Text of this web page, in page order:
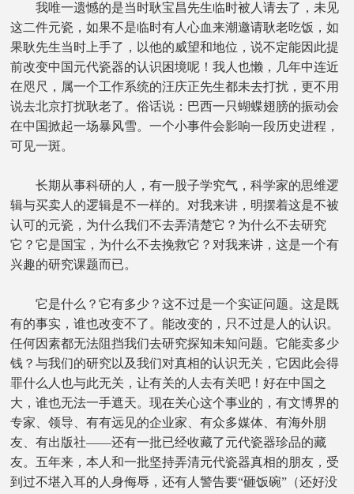
我唯一遗憾的是当时耿宝昌先生临时被人请去了，未见
这二件元瓷，如果不是临时有人心血来潮邀请耿老吃饭，如
果耿先生当时上手了，以他的威望和地位，说不定能因此提
前改变中国元代瓷器的认识困境呢！我人也懒，几年中连近
在咫尺，属一个工作系统的汪庆正先生都未去打扰，更不用
说去北京打扰耿老了。俗话说：巴西一只蝴蝶翅膀的振动会
在中国掀起一场暴风雪。一个小事件会影响一段历史进程，
可见一斑。
长期从事科研的人，有一股子学究气，科学家的思维逻
辑与买卖人的逻辑是不一样的。对我来讲，明摆着这是不被
认可的元瓷，为什么我们不去弄清楚它？为什么不去研究
它？它是国宝，为什么不去挽救它？对我来讲，这是一个有
兴趣的研究课题而已。
它是什么？它有多少？这不过是一个实证问题。这是既
有的事实，谁也改变不了。能改变的，只不过是人的认识。
任何因素都无法阻挡我们去研究探知未知问题。它能卖多少
钱？与我们的研究以及我们对真相的认识无关，它因此会得
罪什么人也与此无关，让有关的人去有关吧！好在中国之
大，谁也无法一手遮天。现在关心这个事业的，有文博界的
专家、领导、有有远见的企业家、有众多媒体、有海外朋
友、有出版社——还有一批已经收藏了元代瓷器珍品的藏
友。五年来，本人和一批坚持弄清元代瓷器真相的朋友，受
到过不堪入耳的人身侮辱，还有人警告要“砸饭碗”（还好没